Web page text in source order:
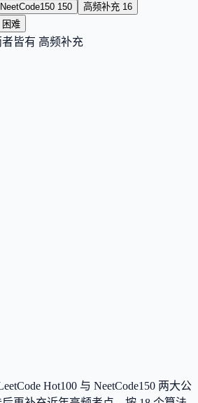
NeetCode150 150 高频补充 16
困难
者皆有 高频补充
Hot100 与 NeetCode150 两大公